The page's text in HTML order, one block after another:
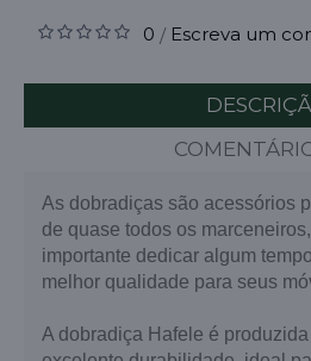
0 / Escreva um
As dobradiças são acessórios
de quase todos os
importante dedicar algum
melhor qualidade para seus
A dobradiça Hafele é